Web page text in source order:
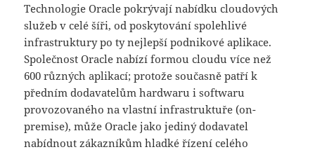
Technologie Oracle pokrývají nabídku cloudových
služeb v celé šíři, od poskytování spolehlivé
infrastruktury po ty nejlepší podnikové aplikace.
Společnost Oracle nabízí formou cloudu více než
600 různých aplikací; protože současně patří k
předním dodavatelům hardwaru i softwaru
provozovaného na vlastní infrastruktuře (on-
premise), může Oracle jako jediný dodavatel
nabídnout zákazníkům hladké řízení celého